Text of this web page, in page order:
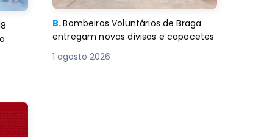
B.Bombeiros Voluntários de Braga
entregam novas divisas e capacetes
1 agosto 2026